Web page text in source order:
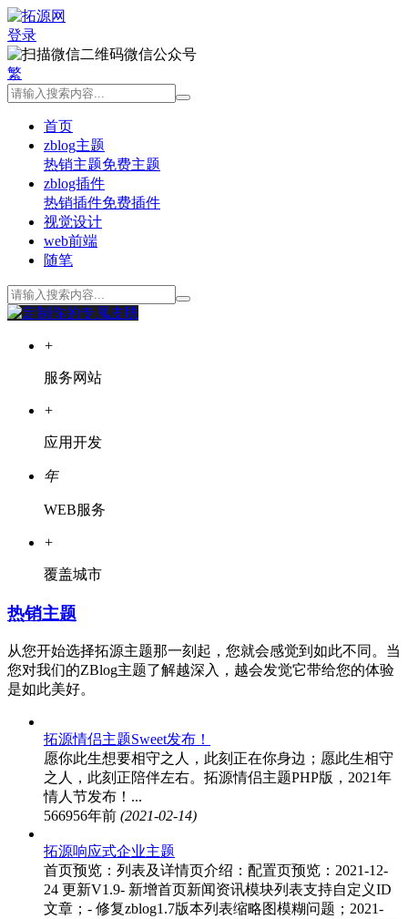
登录
微信公众号
繁
首页
zblog主题
热销主题免费主题
zblog插件
热销插件免费插件
视觉设计
web前端
随笔
+
服务网站
+
应用开发
年
WEB服务
+
覆盖城市
热销主题
从您开始选择拓源主题那一刻起，您就会感觉到如此不同。当
您对我们的ZBlog主题了解越深入，越会发觉它带给您的体验
是如此美好。
拓源情侣主题Sweet发布！
愿你此生想要相守之人，此刻正在你身边；愿此生相守
之人，此刻正陪伴左右。拓源情侣主题PHP版，2021年
情人节发布！...
566956年前 (2021-02-14)
拓源响应式企业主题
首页预览：列表及详情页介绍：配置页预览：2021-12-
24 更新V1.9- 新增首页新闻资讯模块列表支持自定义ID
文章；- 修复zblog1.7版本列表缩略图模糊问题；2021-